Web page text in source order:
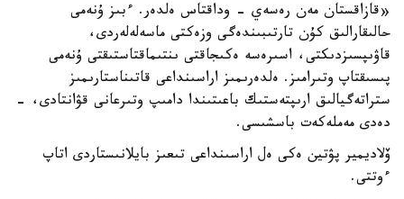
«قازاقستان مەن رەسەي - وداقتاس ەلدەر. ءبىز ۇنەمى
حالىقارالىق كۇن تارتىبىندەگى وزەكتى ماسەلەلەردى،
قاۋىپسىزدىكتى، اسىرەسە ەكىجاقتى ىنتىماقتاستىقتى ۇنەمى
پىسىقتاپ وتىرامىز. ەلدەرىمىز اراسىنداعى قاتىناستارىمىز
ستراتەگيالىق ارىپتەستىك باعىتىندا دامىپ وتىرعانى قۋانتادى، -
دەدى مەملەكەت باسشىسى.
ۆلاديمير پۋتين ەكى ەل اراسىنداعى تىعىز بايلانىستاردى اتاپ
ءوتتى.